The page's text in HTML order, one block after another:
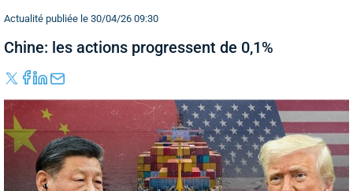
Actualité publiée le 30/04/26 09:30
Chine: les actions progressent de 0,1%